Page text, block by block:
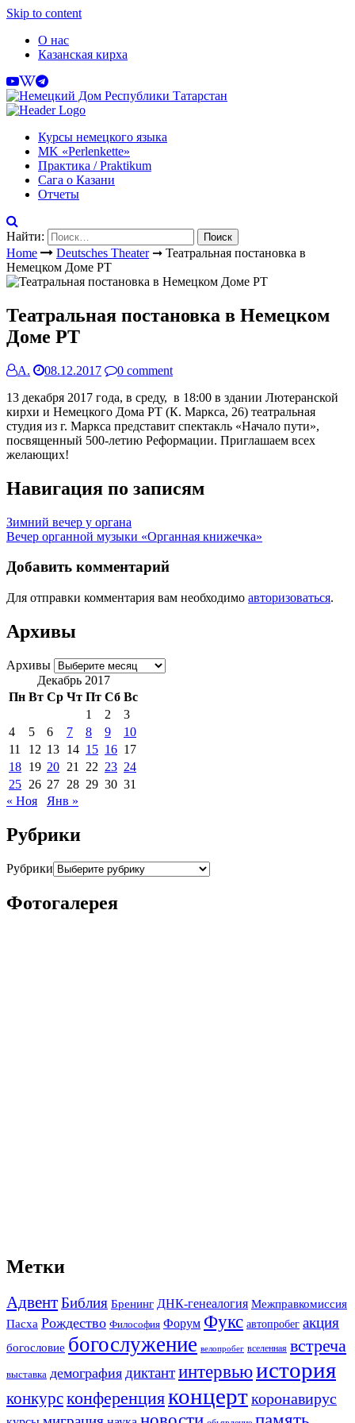
Skip to content
О нас
Казанская кирха
Курсы немецкого языка
МK «Perlenkette»
Практика / Praktikum
Сага о Казани
Отчеты
Найти:
Home
Deutsches Theater➞ Театральная постановка в
Немецком Доме РТ
Театральная постановка в Немецком
Доме РТ
А. 08.12.2017
0 comment
13 декабря 2017 года, в среду, в 18:00 в здании Лютеранской
кирхи и Немецкого Дома РТ (К. Маркса, 26) театральная
студия из г. Маркса представит спектакль «Начало пути»,
посвященный 500-летию Реформации. Приглашаем всех
желающих!
Навигация по записям
Зимний вечер у органа
Вечер органной музыки «Органная книжечка»
Добавить комментарий
Для отправки комментария вам необходимо авторизоваться.
Архивы
Архивы
Декабрь 2017
Пн Вт Ср Чт Пт Сб Вс
1
2
3
4
5 6 7 8 9
10
11
12 13 14 15 16 17
18 19 20 21 22 23 24
25 26 27 28 29 30 31
« Ноя
Янв »
Рубрики
Рубрики
Фотогалерея
Метки
АдвентБиблия Бренинг ДНК-генеалогия Межправкомиссия
Пасха Рождество Философия Форум Фукс автопробег акция
богословие богослужение велопробег вселенная встреча
выставка демография диктантинтервьюистория
конкурсконференцияконцерткоронавирус